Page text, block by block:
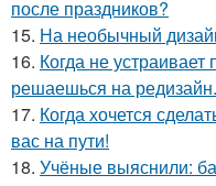
после праздников?
15. На необычный
16. Когда не
решаешься на редизайн.
17. Когда хочется
вас на пути!
18. Учёные выяснили: